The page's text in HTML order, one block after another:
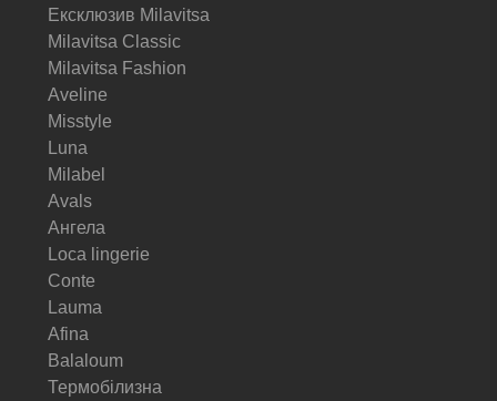
Ексклюзив Milavitsa
Milavitsa Classic
Milavitsa Fashion
Aveline
Misstyle
Luna
Milabel
Avals
Ангела
Loca lingerie
Conte
Lauma
Afina
Balaloum
Термобілизна